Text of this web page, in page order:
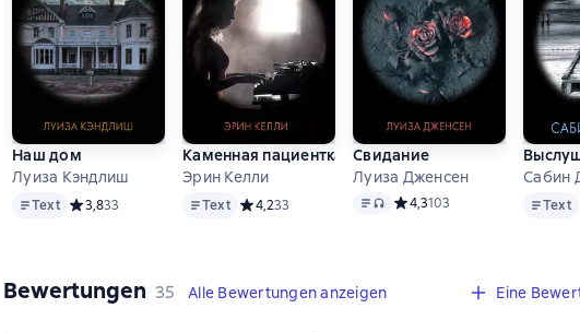
Наш дом
Луиза Кэндлиш
TextText Средний рейтинг 3,8 на основе 33 оценок
3,833
Каменная пациентка
Эрин Келли
TextText Средний рейтинг 4,2 на основе 33 оценок
4,233
Свидание
Луиза Дженсен
Text, Audioformat verfügbar
Средний рейтинг 4,3 на
4,3103
Сабин
TextText
Bewertungen 35 Bewertungen
35 Alle Bewertungen anzeigen Eine